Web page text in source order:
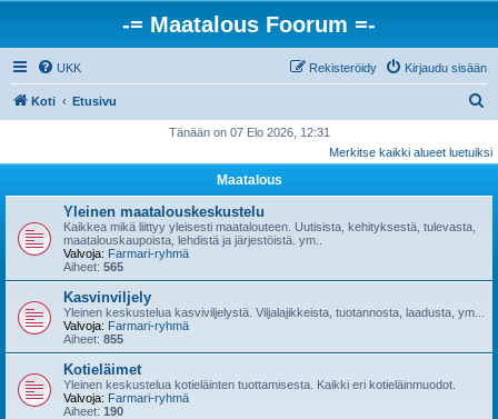
-= Maatalous Foorum =-
UKK Kirjaudu sisään
Rekisteröidy
Koti Etusivu
s
Tänään on 07 Elo 2026, 12:31
Merkitse kaikki alueet luetuiksi
Maatalous
Yleinen maatalouskeskustelu
Kaikkea mikä liittyy yleisesti maatalouteen. Uutisista, kehityksestä, tulevasta,
maatalouskaupoista, lehdistä ja järjestöistä. ym..
Valvoja: Farmari-ryhmä
Aiheet: 565
Kasvinviljely
Yleinen keskustelua kasviviljelystä. Viljalajikkeista, tuotannosta, laadusta, ym...
Valvoja: Farmari-ryhmä
Aiheet: 855
Kotieläimet
Yleinen keskustelua kotieläinten tuottamisesta. Kaikki eri kotieläinmuodot.
Valvoja: Farmari-ryhmä
Aiheet: 190